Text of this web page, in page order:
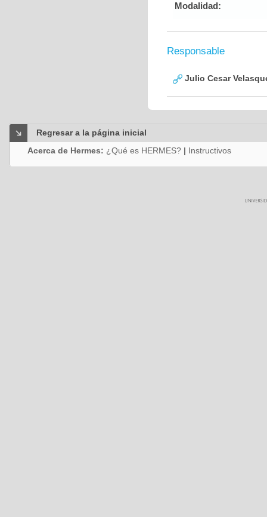
Modalidad:
Responsable
Julio Cesar
Regresar a la página inicial
Acerca de Hermes: ¿Qué es HERMES? | Instructivos